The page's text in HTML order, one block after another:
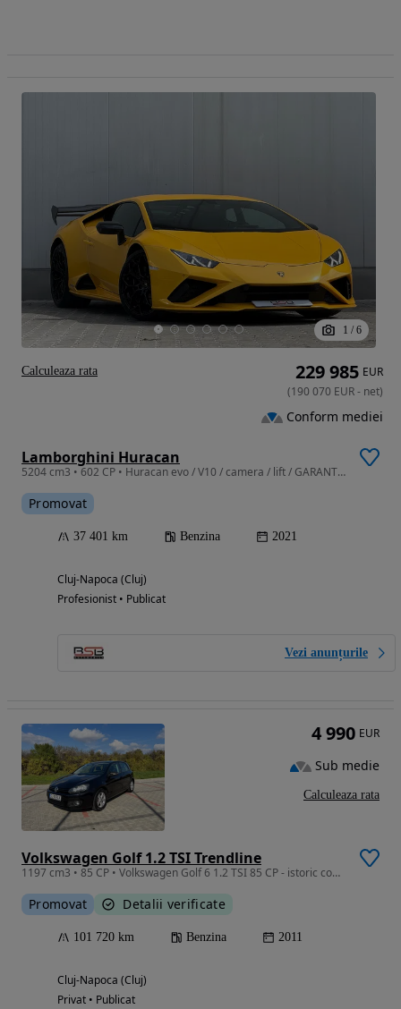
1 / 6
Lamborghini Huracan
5204 cm3 • 602 CP • Huracan evo / V10 / camera / lift / GARANTIE
Promovat
37 401 km Benzina 2021
Cluj-Napoca (Cluj)
Profesionist • Publicat
Vezi anunțurile
229 985 EUR
(190 070 EUR- net)
Conform mediei
Calculeaza rata
Volkswagen Golf 1.2 TSI Trendline
1197 cm3 • 85 CP • Volkswagen Golf 6 1.2 TSI 85 CP - istoric complet - ITP recent
Promovat Detalii verificate
101 720 km Benzina 2011
Cluj-Napoca (Cluj)
Privat • Publicat
4 990 EUR
Sub medie
Calculeaza rata